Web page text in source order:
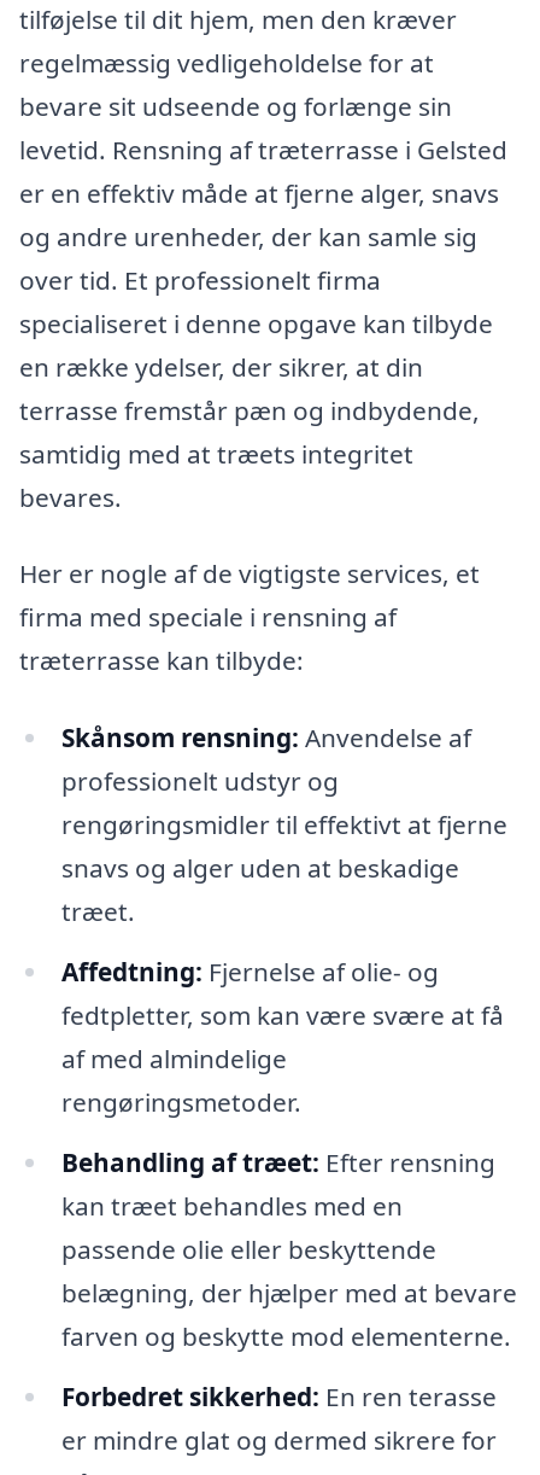
tilføjelse til dit hjem, men den kræver
regelmæssig vedligeholdelse for at
bevare sit udseende og forlænge sin
levetid. Rensning af træterrasse i Gelsted
er en effektiv måde at fjerne alger, snavs
og andre urenheder, der kan samle sig
over tid. Et professionelt firma
specialiseret i denne opgave kan tilbyde
en række ydelser, der sikrer, at din
terrasse fremstår pæn og indbydende,
samtidig med at træets integritet
bevares.
Her er nogle af de vigtigste services, et
firma med speciale i rensning af
træterrasse kan tilbyde:
Skånsom rensning: Anvendelse af
professionelt udstyr og
rengøringsmidler til effektivt at fjerne
snavs og alger uden at beskadige
træet.
Affedtning: Fjernelse af olie- og
fedtpletter, som kan være svære at få
af med almindelige
rengøringsmetoder.
Behandling af træet: Efter rensning
kan træet behandles med en
passende olie eller beskyttende
belægning, der hjælper med at bevare
farven og beskytte mod elementerne.
Forbedret sikkerhed: En ren terasse
er mindre glat og dermed sikrere for